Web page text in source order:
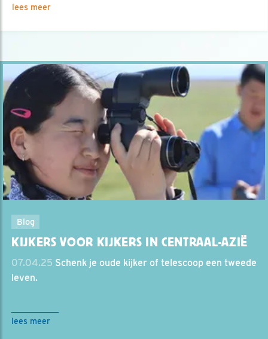
lees meer
Blog
KIJKERS VOOR KIJKERS IN CENTRAAL-AZIË
07.04.25 Schenk je oude kijker of telescoop een tweede
leven.
lees meer